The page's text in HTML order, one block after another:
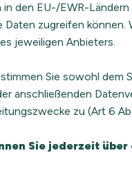
(DGsP)
Thun)
Supervision & Coaching,
den EU-/EWR-
Daten zugreifen
jeweiligen Anbieters.
stimmen Sie sowohl
anschließenden
zu (Art 6
Sie jederzeit